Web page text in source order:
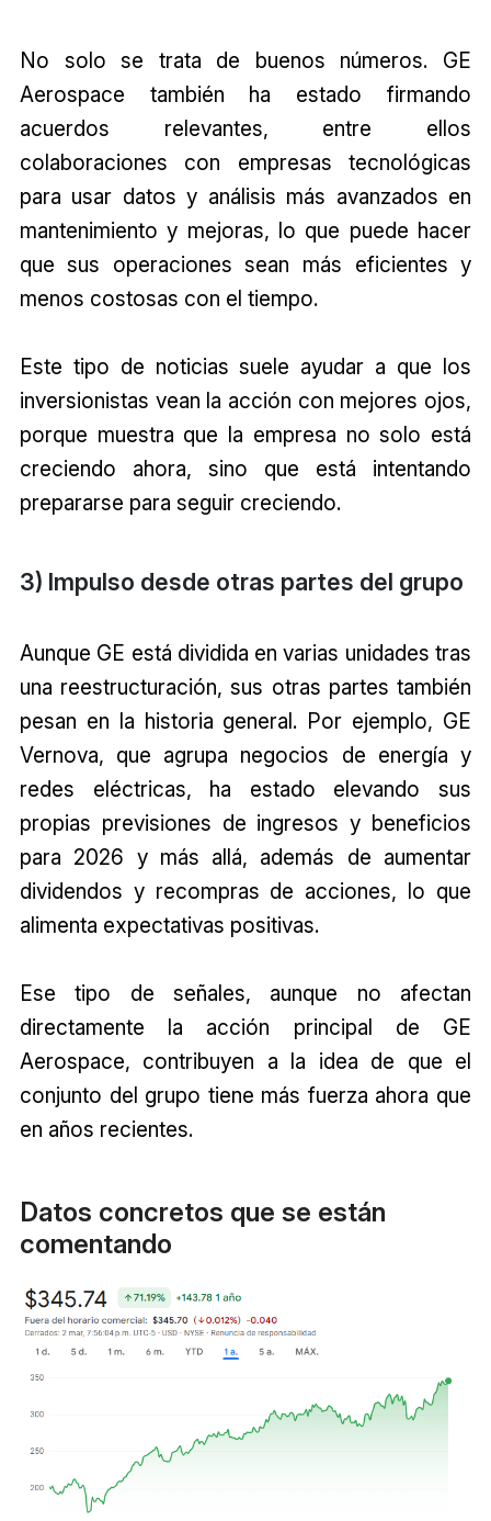
No solo se trata de buenos números. GE
Aerospace también ha estado firmando
acuerdos relevantes, entre ellos
colaboraciones con empresas tecnológicas
para usar datos y análisis más avanzados en
mantenimiento y mejoras, lo que puede hacer
que sus operaciones sean más eficientes y
menos costosas con el tiempo.
Este tipo de noticias suele ayudar a que los
inversionistas vean la acción con mejores ojos,
porque muestra que la empresa no solo está
creciendo ahora, sino que está intentando
prepararse para seguir creciendo.
3) Impulso desde otras partes del grupo
Aunque GE está dividida en varias unidades tras
una reestructuración, sus otras partes también
pesan en la historia general. Por ejemplo, GE
Vernova, que agrupa negocios de energía y
redes eléctricas, ha estado elevando sus
propias previsiones de ingresos y beneficios
para 2026 y más allá, además de aumentar
dividendos y recompras de acciones, lo que
alimenta expectativas positivas.
Ese tipo de señales, aunque no afectan
directamente la acción principal de GE
Aerospace, contribuyen a la idea de que el
conjunto del grupo tiene más fuerza ahora que
en años recientes.
Datos concretos que se están
comentando